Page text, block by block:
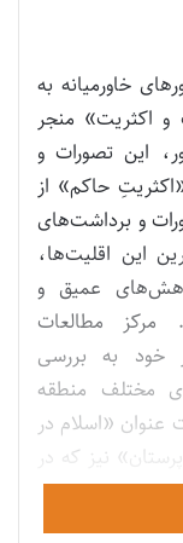
خاورمیانه به
و اکثریت» منجر
این تصورات و
حاکم» از
و برداشت‌های
این اقلیت‌ها،
عمیق و
مرکز مطالعات
خود به بررسی
مختلف منطقه
«اسلام در
نیز که در
چاپ رسید، تلاش کرد تا
[خاورمیانه]